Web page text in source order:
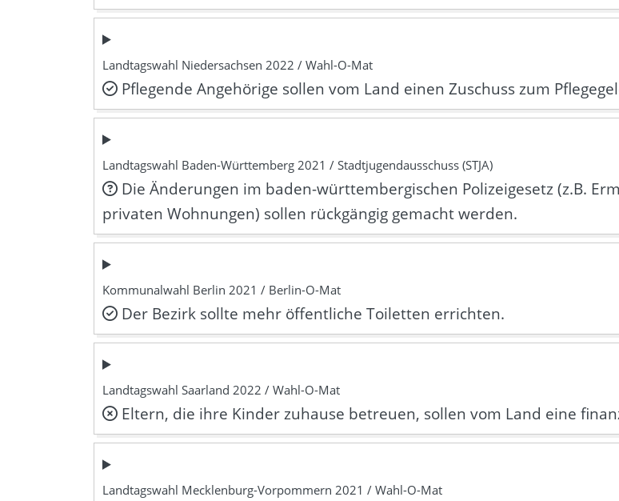
Landtagswahl Niedersachsen 2022 / Wahl-O-Mat
Pflegende Angehörige sollen vom Land einen Zuschuss zum
Landtagswahl Baden-Württemberg 2021 / Stadtjugendausschuss (STJA)
Die Änderungen im baden-württembergischen Polizeigesetz (z.B.
privaten Wohnungen) sollen rückgängig gemacht werden.
Kommunalwahl Berlin 2021 / Berlin-O-Mat
Der Bezirk sollte mehr öffentliche Toiletten errichten.
Landtagswahl Saarland 2022 / Wahl-O-Mat
Eltern, die ihre Kinder zuhause betreuen, sollen vom Land eine
Landtagswahl Mecklenburg-Vorpommern 2021 / Wahl-O-Mat